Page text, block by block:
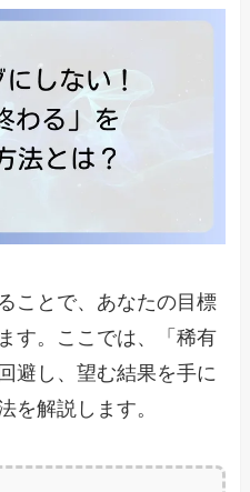
ことで、あなたの目標
す。ここでは、「稀有
避し、望む結果を手に
を解説します。